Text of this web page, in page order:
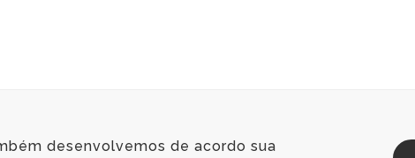
desenvolvemos de acordo sua